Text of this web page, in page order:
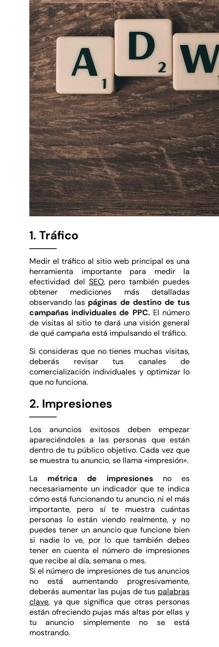
1. Tráfico
Medir el tráfico al sitio web principal es una
herramienta importante para medir la
efectividad del SEO, pero también puedes
obtener mediciones más detalladas
observando las páginas de destino de tus
campañas individuales de PPC.El número
de visitas al sitio te dará una visión general
de qué campaña está impulsando el tráfico.
Si consideras que no tienes muchas visitas,
deberás revisar tus canales de
comercialización individuales y optimizar lo
que no funciona.
2. Impresiones
Los anuncios exitosos deben empezar
apareciéndoles a las personas que están
dentro de tu público objetivo. Cada vez que
se muestra tu anuncio, se llama «impresión».
La métrica de impresiones no es
necesariamente un indicador que te indica
cómo está funcionando tu anuncio, ni el más
importante, pero sí te muestra cuántas
personas lo están viendo realmente, y no
puedes tener un anuncio que funcione bien
si nadie lo ve, por lo que también debes
tener en cuenta el número de impresiones
que recibe al día, semana o mes.
Si el número de impresiones de tus anuncios
no está aumentando progresivamente,
deberás aumentar las pujas de tus palabras
clave, ya que significa que otras personas
están ofreciendo pujas más altas por ellas y
tu anuncio simplemente no se está
mostrando.